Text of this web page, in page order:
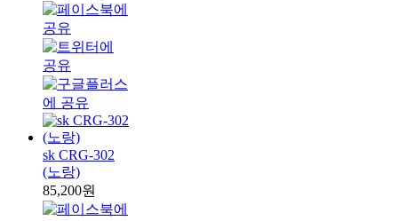
sk CRG-302
(노랑)
85,200원